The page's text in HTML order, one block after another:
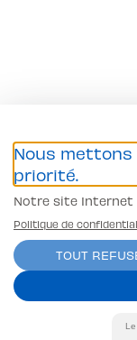
Nous
priorité.
Notre site Internet
Politique de
TOUT